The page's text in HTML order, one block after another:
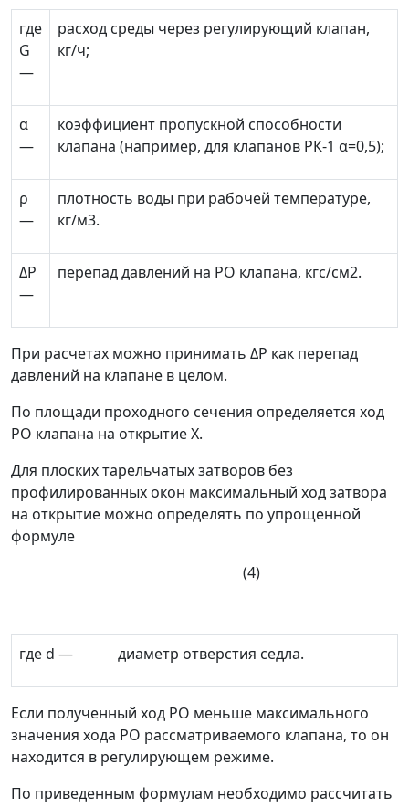
где
G
—
расход среды через регулирующий клапан,
кг/ч;
α
—
коэффициент пропускной способности
клапана (например, для клапанов РК-1 α=0,5);
ρ
—
плотность воды при рабочей температуре,
кг/м3.
ΔР
—
перепад давлений на РО клапана, кгс/см2.
При расчетах можно принимать ΔР как перепад
давлений на клапане в целом.
По площади проходного сечения определяется ход
РО клапана на открытиеX.
Для плоских тарельчатых затворов без
профилированных окон максимальный ход затвора
на открытие можно определять по упрощенной
формуле
(4)
гдеd — диаметр отверстия седла.
Если полученный ход РО меньше максимального
значения хода РО рассматриваемого клапана, то он
находится в регулирующем режиме.
По приведенным формулам необходимо рассчитать